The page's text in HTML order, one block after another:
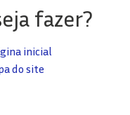
fazer?
inicial
do site